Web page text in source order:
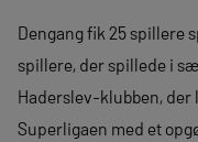
Dengang fik 25 spillere
spillere, der spillede i
Haderslev-klubben,
Superligaen med et